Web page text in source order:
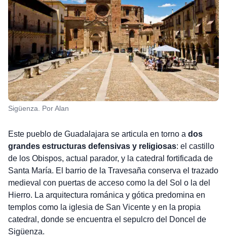
Sigüenza. Por Alan
Este pueblo de Guadalajara se articula en torno a dos
grandes estructuras defensivas y religiosas: el castillo
de los Obispos, actual parador, y la catedral fortificada de
Santa María. El barrio de la Travesaña conserva el trazado
medieval con puertas de acceso como la del Sol o la del
Hierro. La arquitectura románica y gótica predomina en
templos como la iglesia de San Vicente y en la propia
catedral, donde se encuentra el sepulcro del Doncel de
Sigüenza.